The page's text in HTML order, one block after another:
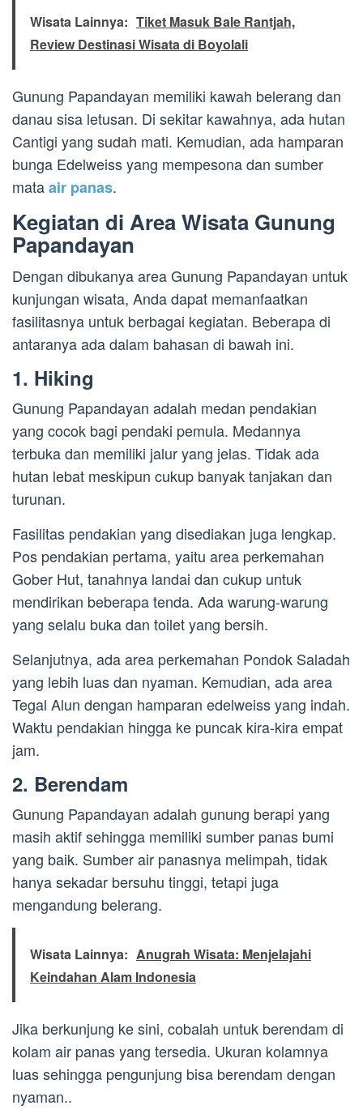
Wisata Lainnya: Tiket Masuk Bale Rantjah,
Review Destinasi Wisata di Boyolali
Gunung Papandayan memiliki kawah belerang dan
danau sisa letusan. Di sekitar kawahnya, ada hutan
Cantigi yang sudah mati. Kemudian, ada hamparan
bunga Edelweiss yang mempesona dan sumber
mataair panas.
Kegiatan di Area Wisata Gunung
Papandayan
Dengan dibukanya area Gunung Papandayan untuk
kunjungan wisata, Anda dapat memanfaatkan
fasilitasnya untuk berbagai kegiatan. Beberapa di
antaranya ada dalam bahasan di bawah ini.
1. Hiking
Gunung Papandayan adalah medan pendakian
yang cocok bagi pendaki pemula. Medannya
terbuka dan memiliki jalur yang jelas. Tidak ada
hutan lebat meskipun cukup banyak tanjakan dan
turunan.
Fasilitas pendakian yang disediakan juga lengkap.
Pos pendakian pertama, yaitu area perkemahan
Gober Hut, tanahnya landai dan cukup untuk
mendirikan beberapa tenda. Ada warung-warung
yang selalu buka dan toilet yang bersih.
Selanjutnya, ada area perkemahan Pondok Saladah
yang lebih luas dan nyaman. Kemudian, ada area
Tegal Alun dengan hamparan edelweiss yang indah.
Waktu pendakian hingga ke puncak kira-kira empat
jam.
2. Berendam
Gunung Papandayan adalah gunung berapi yang
masih aktif sehingga memiliki sumber panas bumi
yang baik. Sumber air panasnya melimpah, tidak
hanya sekadar bersuhu tinggi, tetapi juga
mengandung belerang.
Wisata Lainnya: Anugrah Wisata: Menjelajahi
Keindahan Alam Indonesia
Jika berkunjung ke sini, cobalah untuk berendam di
kolam air panas yang tersedia. Ukuran kolamnya
luas sehingga pengunjung bisa berendam dengan
nyaman..